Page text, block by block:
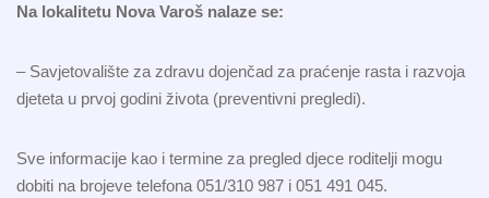
Na lokalitetu Nova Varoš nalaze se:
– Savjetovalište za zdravu dojenčad za praćenje rasta i razvoja
djeteta u prvoj godini života (preventivni pregledi).
Sve informacije kao i termine za pregled djece roditelji mogu
dobiti na brojeve telefona 051/310 987 i 051 491 045.